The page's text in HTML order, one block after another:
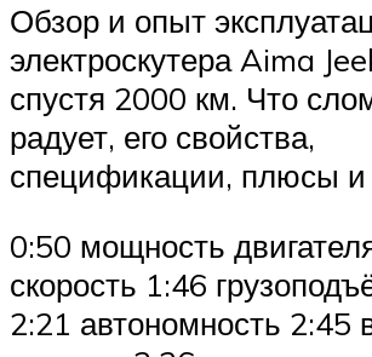
Обзор и опыт
электроскутера Aima
спустя 2000 км. Что
радует, его свойства,
спецификации, плюсы
0:50 мощность
скорость 1:46
2:21 автономность 2:45